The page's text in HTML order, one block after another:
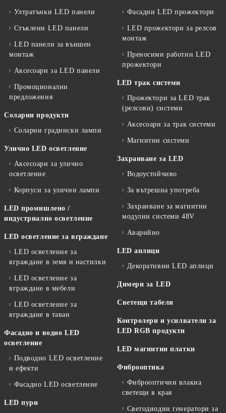
Ултратънки LED панели
Стъклени LED панели
LED панели за външен
монтаж
Аксесоари за LED панели
Промоционални
предложения
Соларни продукти
Соларни градински лампи
Улично LED осветление
Аксесоари за улично
осветление
Корпуси за улични лампи
LED промишлено /
индустриално осветление
LED осветление за вграждане
LED осветление за
вграждане в земя и настилки
LED осветление за
вграждане в мебели
LED осветление за
вграждане в таван
Фасадно и водно LED
осветление
Подводно LED осветление
и ефекти
Фасадно LED осветление
LED пури
Фасадни LED прожектори
LED прожектори за релсов
монтаж
Преносими работни LED
прожектори
LED трак системи
Прожектори за LED трак
(релсови) системи
Аксесоари за трак системи
Магнитни системи
Захранване за LED
Водоустойчиво
За вътрешна употреба
Захранване за магнитни
модулни системи 48V
Аварийно
LED аплици
Декоративни LED аплици
Димери за LED
Светещи табели
Контролери и усилватели за
LED RGB продукти
LED магнитни платки
Фиброоптика
Фиброоптични влакна
светещи в края
Светодиодни генератори за